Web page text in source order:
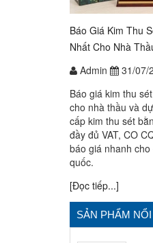
Báo Giá Kim Thu
Nhất Cho Nhà
Admin
31/07/
Báo giá kim thu
cho nhà thầu và
cấp kim thu sét
đầy đủ VAT, CO
báo giá nhanh
quốc.
[Đọc tiếp...]
SẢN PHẨM